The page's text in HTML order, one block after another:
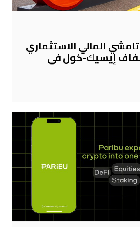
المالي الاستثماري
إيسيك-كول في